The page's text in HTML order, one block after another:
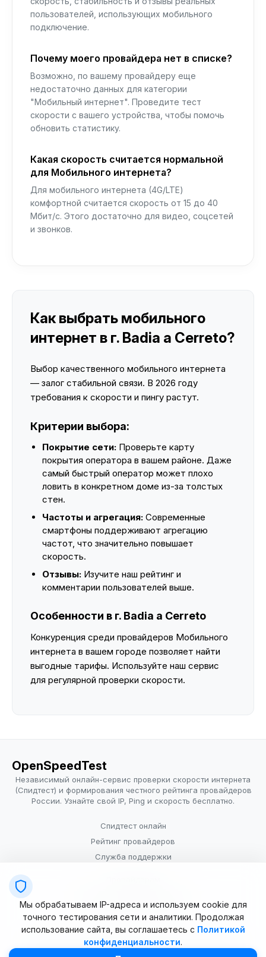
пользователей, использующих мобильного
подключение.
Почему моего провайдера нет в списке?
Возможно, по вашему провайдеру еще
недостаточно данных для категории
"Мобильный интернет". Проведите тест
скорости с вашего устройства, чтобы помочь
обновить статистику.
Какая скорость считается нормальной
для Мобильного интернета?
Для мобильного интернета (4G/LTE)
комфортной считается скорость от 15 до 40
Мбит/с. Этого достаточно для видео, соцсетей
и звонков.
Как выбрать мобильного
интернет в г. Badia a Cerreto?
Выбор качественного мобильного интернета
— залог стабильной связи. В 2026 году
требования к скорости и пингу растут.
Критерии выбора:
Покрытие сети: Проверьте карту
покрытия оператора в вашем районе. Даже
самый быстрый оператор может плохо
ловить в конкретном доме из-за толстых
стен.
Частоты и агрегация: Современные
смартфоны поддерживают агрегацию
частот, что значительно повышает
скорость.
Отзывы: Изучите наш рейтинг и
комментарии пользователей выше.
Особенности в г. Badia a Cerreto
Конкуренция среди провайдеров Мобильного
интернета в вашем городе позволяет найти
выгодные тарифы. Используйте наш сервис
для регулярной проверки скорости.
OpenSpeedTest
Независимый онлайн-сервис проверки скорости интернета
(Спидтест) и формирования честного рейтинга провайдеров
России. Узнайте свой IP, Ping и скорость бесплатно.
Спидтест онлайн
Рейтинг провайдеров
Служба поддержки
Условия использования
© 2025–2026 OpenSpeedTest (ИП Долматова В.В.). Все права
Мы обрабатываем IP-адреса и используем cookie для
точного тестирования сети и аналитики. Продолжая
использование сайта, вы соглашаетесь с Политикой
конфиденциальности.